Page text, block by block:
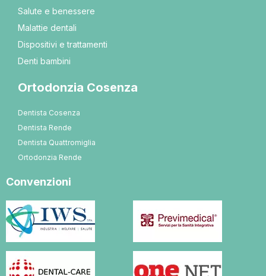
Salute e benessere
Malattie dentali
Dispositivi e trattamenti
Denti bambini
Ortodonzia Cosenza
Dentista Cosenza
Dentista Rende
Dentista Quattromiglia
Ortodonzia Rende
Convenzioni